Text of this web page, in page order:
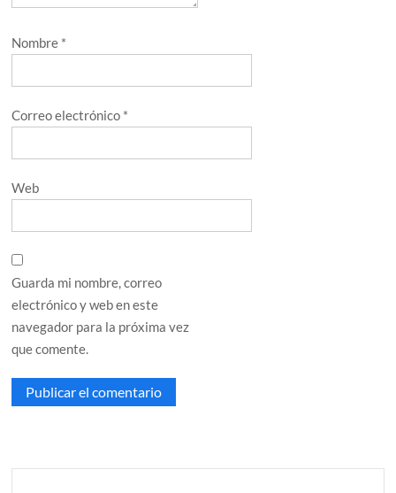
Nombre *
Correo electrónico *
Web
Guarda mi nombre, correo
electrónico y web en este
navegador para la próxima vez
que comente.